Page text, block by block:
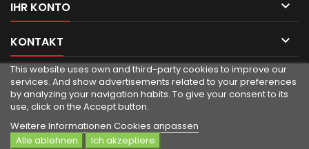
IHR KONTO 
KONTAKT 
This website uses own and third-party cookies to improve our
services. And show advertisements related to your preferences
by analyzing your navigation habits. To give your consent to its
use, click on the Accept button.
Weitere Informationen Cookies anpassen
Alle ablehnen
Ich akzeptiere